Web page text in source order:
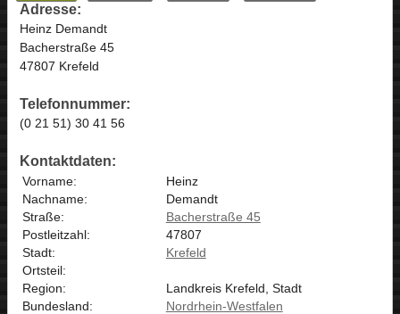
Adresse:
Heinz Demandt
Bacherstraße 45
47807 Krefeld
Telefonnummer:
(0 21 51) 30 41 56
Kontaktdaten:
Vorname:
Heinz
Nachname:
Demandt
Straße:
Bacherstraße 45
Postleitzahl:
47807
Stadt:
Krefeld
Ortsteil:
Region:
Landkreis Krefeld, Stadt
Bundesland:
Nordrhein-Westfalen